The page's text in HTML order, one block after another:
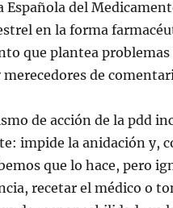
Española del
en la forma
que plantea
de
de acción de la pdd
impide la anidación y,
que lo hace, pero
recetar el médico o